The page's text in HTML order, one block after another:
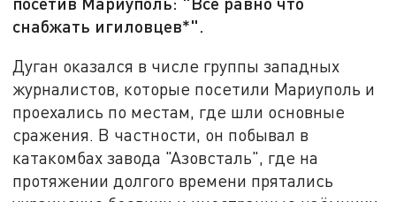
снабжать игиловцев*".
Дуган оказался в числе группы западных
журналистов, которые посетили Мариуполь и
проехались по местам, где шли основные
сражения. В частности, он побывал в
катакомбах завода "Азовсталь", где на
протяжении долгого времени прятались